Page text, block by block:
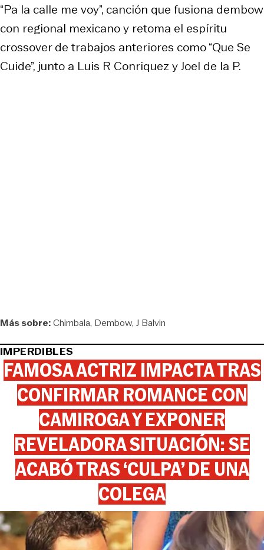
“Pa la calle me voy”, canción que fusiona dembow
con regional mexicano y retoma el espíritu
crossover de trabajos anteriores como “Que Se
Cuide”, junto a Luis R Conriquez y Joel de la P.
Más sobre:Chimbala Dembow J Balvin
IMPERDIBLES
FAMOSA ACTRIZ IMPACTA TRAS
CONFIRMAR ROMANCE CON
CAMIROGA Y EXPONER
REVELADORA SITUACIÓN: SE
ACABÓ TRAS ‘CULPA’ DE UNA
COLEGA